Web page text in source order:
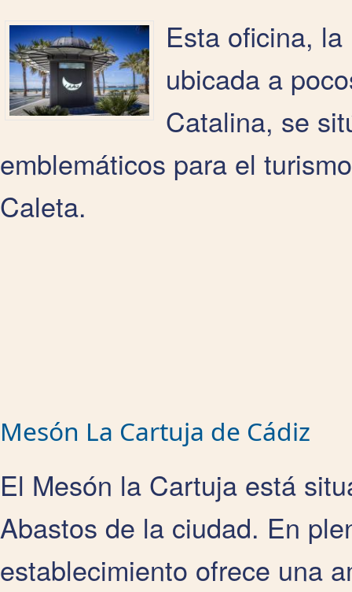
Esta oficina,
ubicada a
Catalina, se
emblemáticos para el
Caleta.
Mesón La Cartuja de Cádiz
El Mesón la Cartuja está
Abastos de la ciudad. En
establecimiento ofrece una